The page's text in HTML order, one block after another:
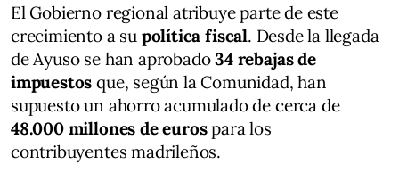
El Gobierno regional atribuye parte de este
crecimiento a su política fiscal. Desde la llegada
de Ayuso se han aprobado34 rebajas de
impuestosque, según la Comunidad, han
supuesto un ahorro acumulado de cerca de
48.000 millones de eurospara los
contribuyentes madrileños.